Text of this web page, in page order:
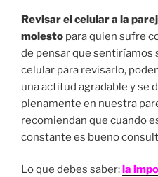
Revisar el celular a la
molesto para quien sufre
de pensar que sentiríamos
celular para revisarlo,
una actitud agradable y se
plenamente en nuestra
recomiendan que cuando
constante es bueno
Lo que debes saber:la